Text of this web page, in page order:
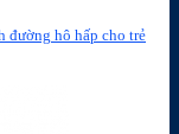
đường hô hấp cho trẻ